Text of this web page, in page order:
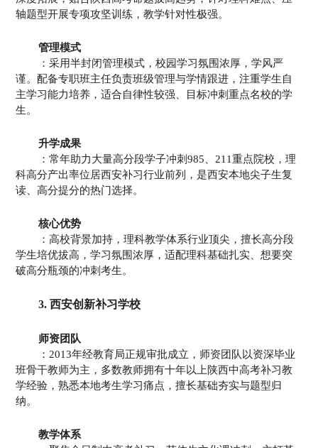
轴题型开展专项攻坚训练，教学针对性极强。
管理模式
：采用半封闭管理模式，校园学习氛围浓厚，学风严
谨。配备专职班主任负责班级管理与学情跟进，注重学生自
主学习能力培养，适合自律性较强、目标冲刺重点名校的学
生。
升学成果
：常年助力大量高分段学子冲刺985、211重点院校，理
科高分产出率位居西安补习行业前列，是西安本地尖子生复
读、高分提分的热门选择。
核心优势
：高校背景加持，理科教学体系行业顶尖，擅长高分段
学生培优拔高，学习氛围浓厚，适配理科基础扎实、想要突
破高分瓶颈的冲刺考生。
3. 西安创新补习学校
师资团队
：2013年经教育局正规审批成立，师资团队以资深毕业
班骨干教师为主，多数教师拥有十年以上陕西中高考补习教
学经验，熟悉本地考生学习痛点，擅长基础夯实与题型归
纳。
教学体系